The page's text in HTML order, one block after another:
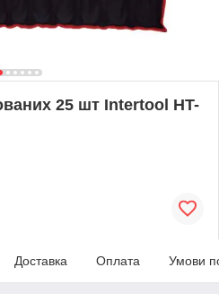
25 шт Intertool HT-
Доставка Оплата Умови